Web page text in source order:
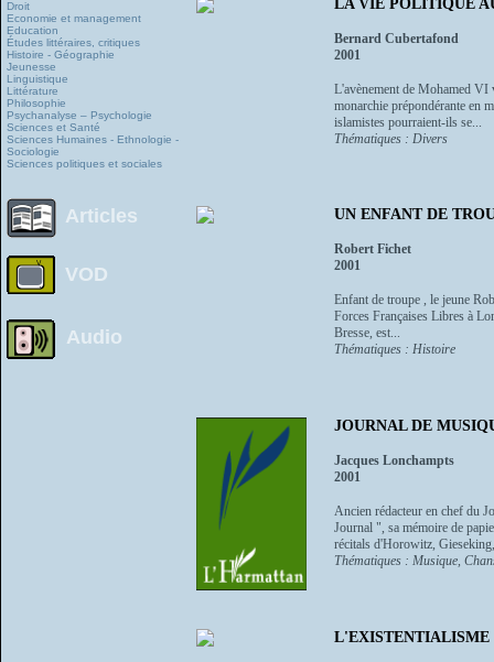
Droit
Economie et management
Education
Études littéraires, critiques
Histoire - Géographie
Jeunesse
Linguistique
Littérature
Philosophie
Psychanalyse – Psychologie
Sciences et Santé
Sciences Humaines - Ethnologie -
Sociologie
Sciences politiques et sociales
Articles
VOD
Audio
LA VIE POLITIQUE
Bernard Cubertafond
2001
L'avènement de Mohamed VI
monarchie prépondérante en
islamistes pourraient-ils se...
Thématiques : Divers
UN ENFANT DE
Robert Fichet
2001
Enfant de troupe , le jeune
Forces Françaises Libres à
Bresse, est...
Thématiques : Histoire
JOURNAL DE
Jacques Lonchampts
2001
Ancien rédacteur en chef du
Journal ", sa mémoire de
récitals d'Horowitz,
Thématiques : Musique,
L'EXISTENTIALISME